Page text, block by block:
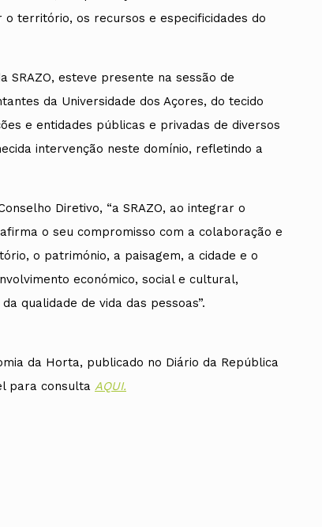
território, os recursos e especificidades do
SRAZO, esteve presente na sessão de
da Universidade dos Açores, do tecido
e entidades públicas e privadas de diversos
intervenção neste domínio, refletindo a
Diretivo, “a SRAZO, ao integrar o
o seu compromisso com a colaboração e
o património, a paisagem, a cidade e o
económico, social e cultural,
qualidade de vida das pessoas”.
da Horta, publicado no Diário da República
para consulta AQUI.